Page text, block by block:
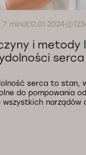
7 minut12.01.2024
i metody
serca
serca to stan,
do pompowania
wszystkich narządów